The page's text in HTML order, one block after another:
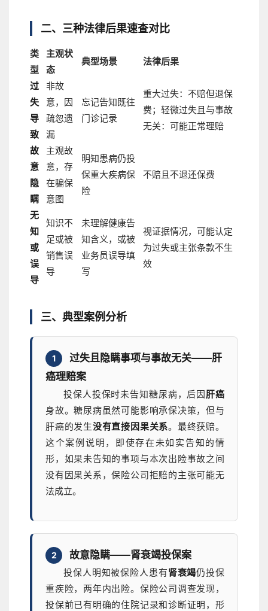
二、三种法律后果速查对比
类
型
主观状
态
典型场景 法律后果
过
失
导
致
非故
意，因
疏忽遗
漏
忘记告知既往
门诊记录
重大过失：不赔但退保
费；轻微过失且与事故
无关：可能正常理赔
故
意
隐
瞒
主观故
意，存
在骗保
意图
明知患病仍投
保重大疾病保
险
不赔且不退还保费
无
知
或
误
导
知识不
足或被
销售误
导
未理解健康告
知含义，或被
业务员误导填
写
视证据情况，可能认定
为过失或主张条款不生
效
三、典型案例分析
1
过失且隐瞒事项与事故无关——肝
癌理赔案
投保人投保时未告知糖尿病，后因肝癌
身故。糖尿病虽然可能影响承保决策，但与
肝癌的发生没有直接因果关系。最终获赔。
这个案例说明，即使存在未如实告知的情
形，如果未告知的事项与本次出险事故之间
没有因果关系，保险公司拒赔的主张可能无
法成立。
2 故意隐瞒——肾衰竭投保案
投保人明知被保险人患有肾衰竭仍投保
重疾险，两年内出险。保险公司调查发现，
投保前已有明确的住院记录和诊断证明，形